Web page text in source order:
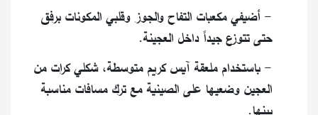
- أضيفي مكعبات التفاح والجوز وقلبي المكونات برفق
حتى تتوزع جيداً داخل العجينة.
- باستخدام ملعقة آيس كريم متوسطة، شكلي كرات من
العجين وضعيها على الصينية مع ترك مسافات مناسبة
بينها.